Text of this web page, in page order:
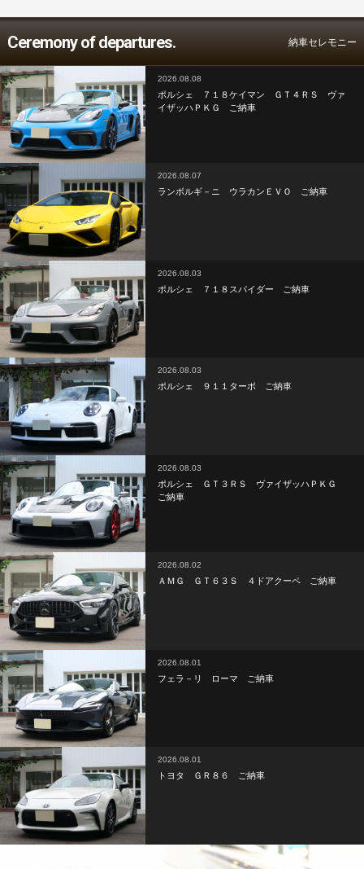
Ceremony of departures. 納車セレモニー
2026.08.08
ポルシェ ７１８ケイマン ＧＴ４ＲＳ ヴァ
イザッハＰＫＧ ご納車
2026.08.07
ランボルギ－ニ ウラカンＥＶＯ ご納車
2026.08.03
ポルシェ ７１８スパイダー ご納車
2026.08.03
ポルシェ ９１１ターボ ご納車
2026.08.03
ポルシェ ＧＴ３ＲＳ ヴァイザッハＰＫＧ
ご納車
2026.08.02
ＡＭＧ ＧＴ６３Ｓ ４ドアクーペ ご納車
2026.08.01
フェラ－リ ローマ ご納車
2026.08.01
トヨタ ＧＲ８６ ご納車